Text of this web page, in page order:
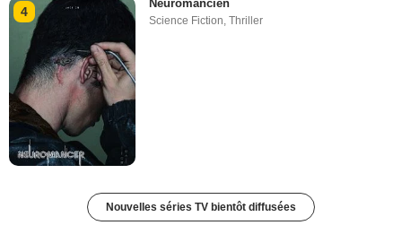
4
Neuromancien
Science Fiction,Thriller
Nouvelles séries TV bientôt diffusées